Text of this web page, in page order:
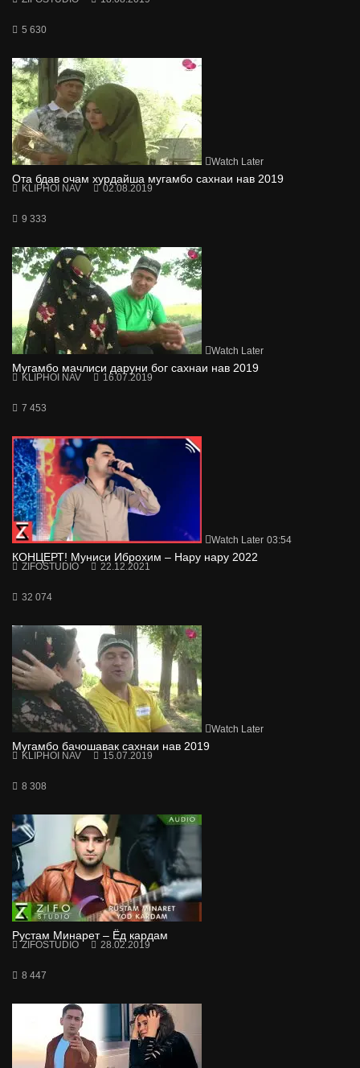
5 630
Watch Later
Ота бдав очам хурдайша мугамбо сахнаи нав 2019
KLIPHOI NAV 02.08.2019
9 333
Watch Later
Мугамбо мачлиси даруни бог сахнаи нав 2019
KLIPHOI NAV 16.07.2019
7 453
Watch Later 03:54
КОНЦЕРТ! Муниси Иброхим – Нару нару 2022
ZIFOSTUDIO 22.12.2021
32 074
Watch Later
Мугамбо бачошавак сахнаи нав 2019
KLIPHOI NAV 15.07.2019
8 308
Рустам Минарет – Ёд кардам
ZIFOSTUDIO 28.02.2019
8 447